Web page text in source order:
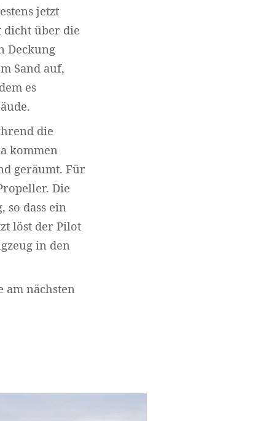
jetzt
dicht über die
Deckung
Sand auf,
es
die
kommen
geräumt. Für
Die
dass ein
löst der Pilot
in den
am nächsten